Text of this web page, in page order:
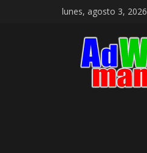
lunes, agosto 3, 2026